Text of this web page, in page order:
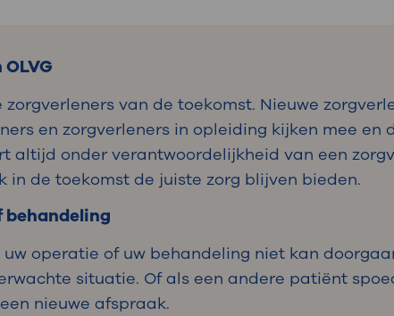
van de toekomst. Nieuwe
en zorgverleners in opleiding kijken mee en
altijd onder verantwoordelijkheid van een
in de toekomst de juiste zorg blijven bieden.
behandeling
operatie of uw behandeling niet kan
situatie. Of als een andere patiënt
nieuwe afspraak.